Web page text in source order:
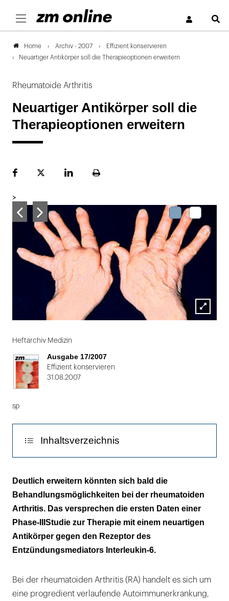
Home Archiv - 2007
Effizient konservieren
Neuartiger Antikörper soll die Therapieoptionen erweitern
Rheumatoide Arthritis
Neuartiger Antikörper soll die
Therapieoptionen erweitern
FacebookPlattformLinekdInSeite
>
Lightbox
1
von
2
Heftarchiv Medizin
Ausgabe 17/2007
Effizient konservieren
31.08.2007
sp
Inhaltsverzeichnis
Mit Antikörpern gegen den Interleukin-6-
Rezeptor
Deutlicher Rückgang der
Entzündungsmarker
Deutlich erweitern könnten sich bald die
Behandlungsmöglichkeiten bei der rheumatoiden
Arthritis. Das versprechen die ersten Daten einer
Phase-IIIStudie zur Therapie mit einem neuartigen
Antikörper gegen den Rezeptor des
Entzündungsmediators Interleukin-6.
Bei der rheumatoiden Arthritis (RA) handelt es sich um
eine progredient verlaufende Autoimmunerkrankung,